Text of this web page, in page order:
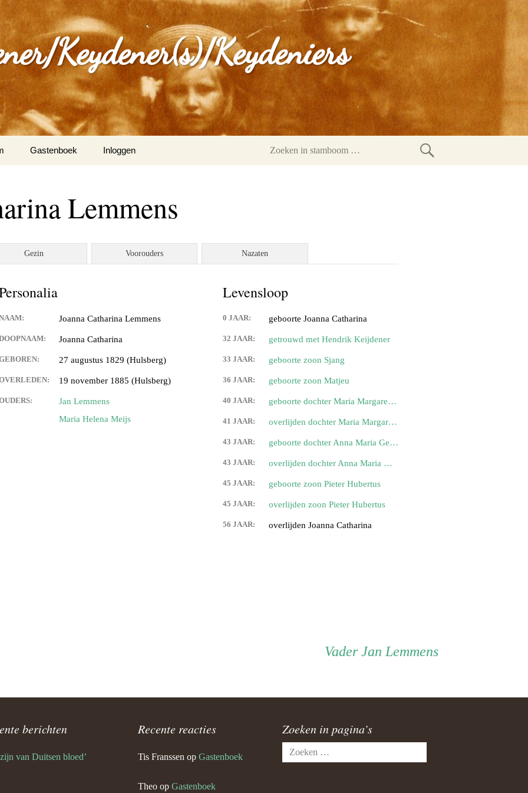
Keydener(s)/Keydeniers
en Tina Vleugels
(Wittem)
en Louisa Sintzen
en Anneke Spaaij
Keijdener en Trine Van
Keijdener en Tineke
en Mia Franssen
Gastenboek
Inloggen
Zoeken
Lemmens
Gezin Voorouders Nazaten
Joanna Catharina Lemmens
Joanna Catharina
27 augustus 1829 (Hulsberg)
19 november 1885 (Hulsberg)
Jan Lemmens
Maria Helena Meijs
Levensloop
0 JAAR: geboorte Joanna Catharina
32 JAAR: getrouwd met Hendrik Keijdener
33 JAAR: geboorte zoon Sjang
36 JAAR: geboorte zoon Matjeu
40 JAAR: geboorte dochter Maria Margaretha
41 JAAR: overlijden dochter Maria Margaretha
43 JAAR: geboorte dochter Anna Maria Gertrudis
43 JAAR: overlijden dochter Anna Maria Gertrudis
45 JAAR: geboorte zoon Pieter Hubertus
45 JAAR: overlijden zoon Pieter Hubertus
56 JAAR: overlijden Joanna Catharina
VaderVader
Jan Lemmens
berichten
van Duitsen bloed’
Recente reacties
Tis Franssen op Gastenboek
Theo op Gastenboek
Zoeken in pagina’s
Zoeken
naar: